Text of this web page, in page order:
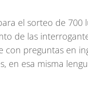
el sorteo de 700
de las
con preguntas en
en esa misma